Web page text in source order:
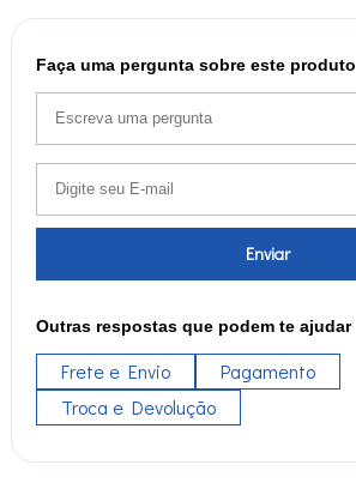
Faça uma pergunta sobre este produto
Enviar
Outras respostas que podem te ajudar
Frete e Envio
Pagamento
Troca e Devolução